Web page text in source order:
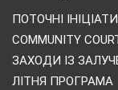
ПОТОЧНІ
COMMUNITY
ЗАХОДИ ІЗ
ЛІТНЯ ПРОГРАМА